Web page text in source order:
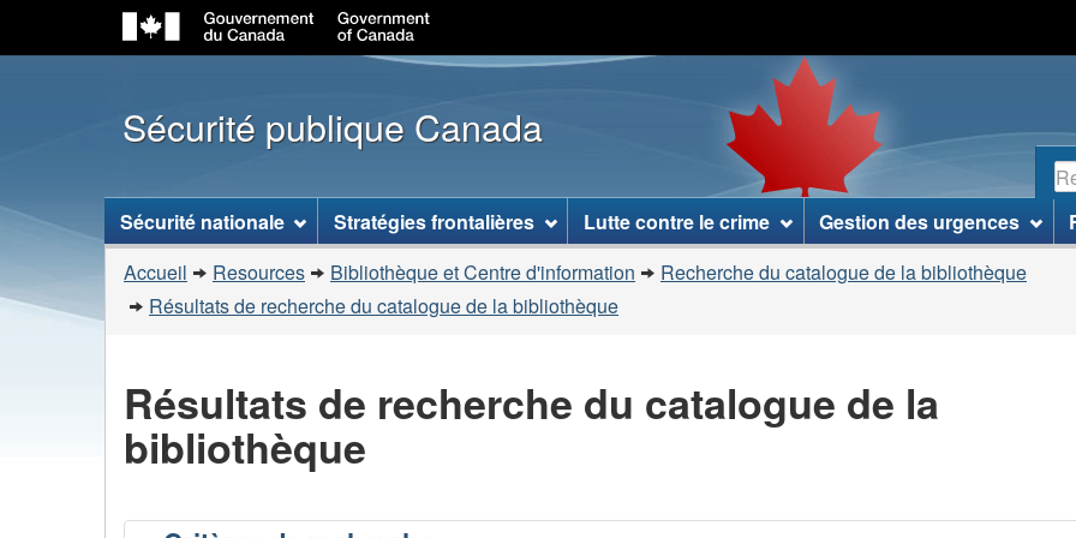
au
contenu
principal
à
«
propos
ce
site
»
à
la
version
simplifiée
Sécurité publique Canada
Menu
des
sujets
Sécurité nationale Stratégies frontalières Lutte contre le crime Gestion des urgences
Vous
êtes
Accueil Resources Bibliothèque et Centre d'information
Recherche du catalogue de la bibliothèque
Résultats de recherche du catalogue de la bibliothèque
Résultats de recherche du catalogue de la
bibliothèque